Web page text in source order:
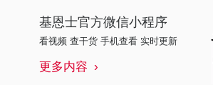
基恩士官方微信小程序
看视频 查干货 手机查看 实时更新
更多内容